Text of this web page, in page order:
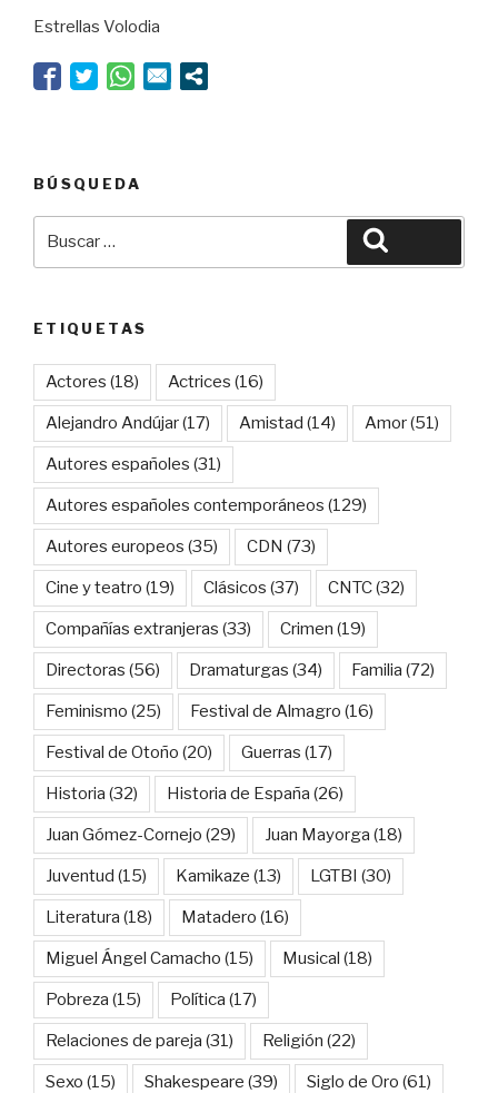
Estrellas Volodia
BÚSQUEDA
ETIQUETAS
Actores (18) Actrices (16)
Alejandro Andújar(17) Amistad (14) Amor(51)
Autores españoles (31)
Autores españoles contemporáneos (129)
Autores europeos (35) CDN (73)
Cine y teatro (19) Clásicos (37) CNTC(32)
Compañías extranjeras (33) Crimen (19)
Directoras (56) Dramaturgas (34) Familia (72)
Feminismo (25) Festival de Almagro (16)
Festival de Otoño (20) Guerras (17)
Historia (32) Historia de España (26)
Juan Gómez-Cornejo (29) Juan Mayorga (18)
Juventud (15) Kamikaze (13) LGTBI (30)
Literatura (18) Matadero (16)
Miguel Ángel Camacho (15) Musical (18)
Pobreza (15) Política (17)
Relaciones de pareja (31) Religión (22)
Sexo (15) Shakespeare (39) Siglo de Oro (61)